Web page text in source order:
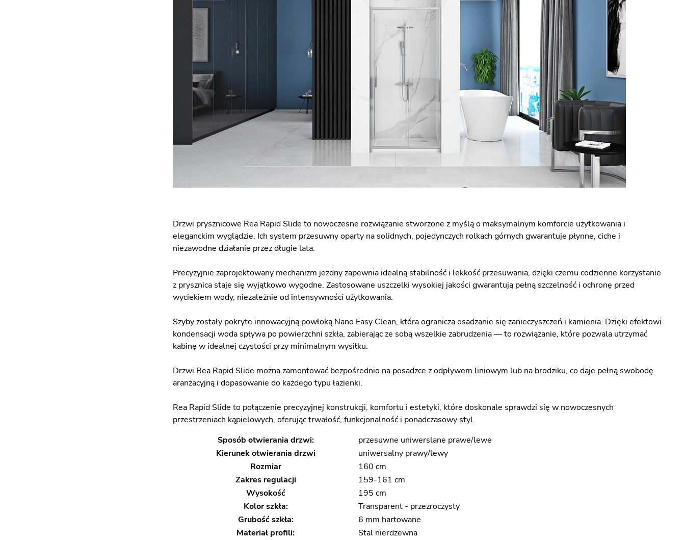
Drzwi prysznicowe Rea Rapid Slide to nowoczesne rozwiązanie stworzone z myślą o maksymalnym komforcie użytkowania i
eleganckim wyglądzie. Ich system przesuwny oparty na solidnych, pojedynczych rolkach górnych gwarantuje płynne, ciche i
niezawodne działanie przez długie lata.
Precyzyjnie zaprojektowany mechanizm jezdny zapewnia idealną stabilność i lekkość przesuwania, dzięki czemu codzienne korzystanie
z prysznica staje się wyjątkowo wygodne. Zastosowane uszczelki wysokiej jakości gwarantują pełną szczelność i ochronę przed
wyciekiem wody, niezależnie od intensywności użytkowania.
Szyby zostały pokryte innowacyjną powłoką Nano Easy Clean, która ogranicza osadzanie się zanieczyszczeń i kamienia. Dzięki efektowi
kondensacji woda spływa po powierzchni szkła, zabierając ze sobą wszelkie zabrudzenia — to rozwiązanie, które pozwala utrzymać
kabinę w idealnej czystości przy minimalnym wysiłku.
Drzwi Rea Rapid Slide można zamontować bezpośrednio na posadzce z odpływem liniowym lub na brodziku, co daje pełną swobodę
aranżacyjną i dopasowanie do każdego typu łazienki.
Rea Rapid Slide to połączenie precyzyjnej konstrukcji, komfortu i estetyki, które doskonale sprawdzi się w nowoczesnych
przestrzeniach kąpielowych, oferując trwałość, funkcjonalność i ponadczasowy styl.
Sposób otwierania drzwi:
przesuwne uniwerslane prawe/lewe
Kierunek otwierania drzwi
uniwersalny prawy/lewy
Rozmiar
160 cm
Zakres regulacji
159-161 cm
Wysokość
195 cm
Kolor szkła:
Transparent - przezroczysty
Grubość szkła:
6 mm hartowane
Materiał profili:
Stal nierdzewna